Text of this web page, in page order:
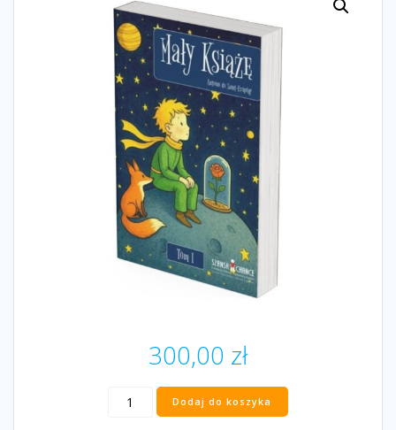
300,00 zł
ilość
„Mały
Dodaj do koszyka